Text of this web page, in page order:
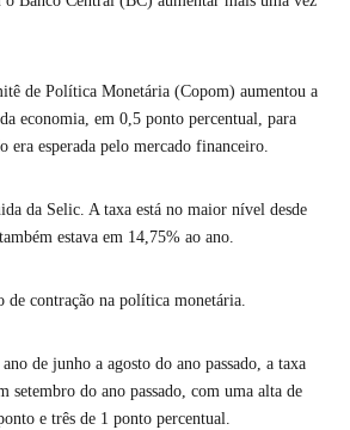
de Política Monetária (Copom) aumentou a
economia, em 0,5 ponto percentual, para
era esperada pelo mercado financeiro.
da Selic. A taxa está no maior nível desde
estava em 14,75% ao ano.
contração na política monetária.
de junho a agosto do ano passado, a taxa
setembro do ano passado, com uma alta de
e três de 1 ponto percentual.